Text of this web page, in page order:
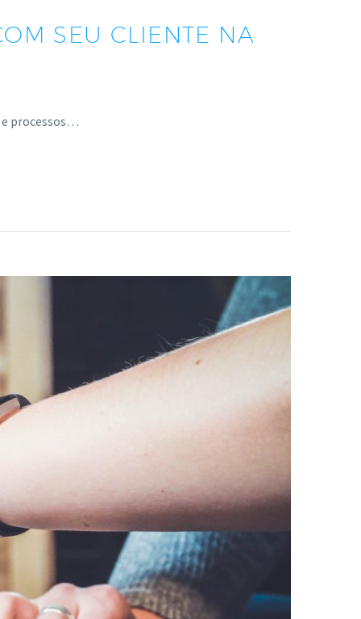
SEU CLIENTE NA
e processos…